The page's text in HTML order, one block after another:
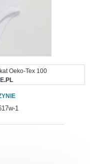
Oeko-Tex 100
1